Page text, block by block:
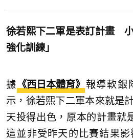
徐若熙下二軍是表訂計畫
強化訓練」
據 《西日本體育》 報導軟銀
示，徐若熙下二軍本來就是
天投得出色，原本的計畫就
這並非受昨天的比賽結果